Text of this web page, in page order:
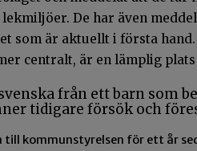
De har även
som är aktuellt i första
centralt, är en lämplig
kommunstyrelsen för ett år